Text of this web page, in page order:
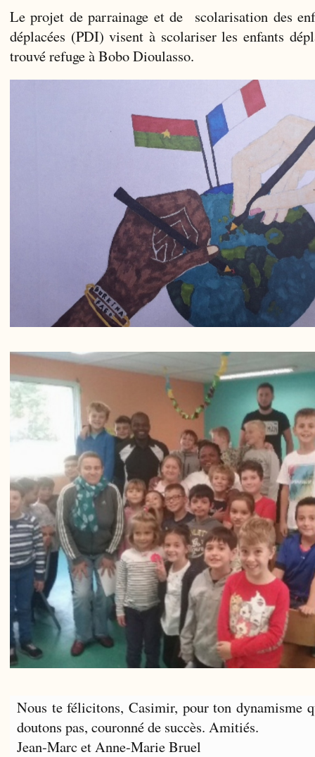
Le projet de parrainage et de scolarisation des
déplacées (PDI) visent à scolariser les enfants
trouvé refuge à Bobo Dioulasso.
Nous te félicitons, Casimir, pour ton dynamisme
doutons pas, couronné de succès. Amitiés.
Jean-Marc et Anne-Marie Bruel